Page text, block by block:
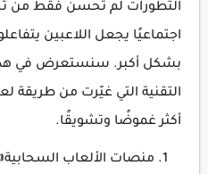
التطورات لم تُحسن فقط من
اجتماعيًا يجعل اللاعبين
بشكل أكبر. سنستعرض في هذا
التقنية التي غيّرت من طريقة
أكثر غموضًا وتشويقًا.
منصات الألعاب